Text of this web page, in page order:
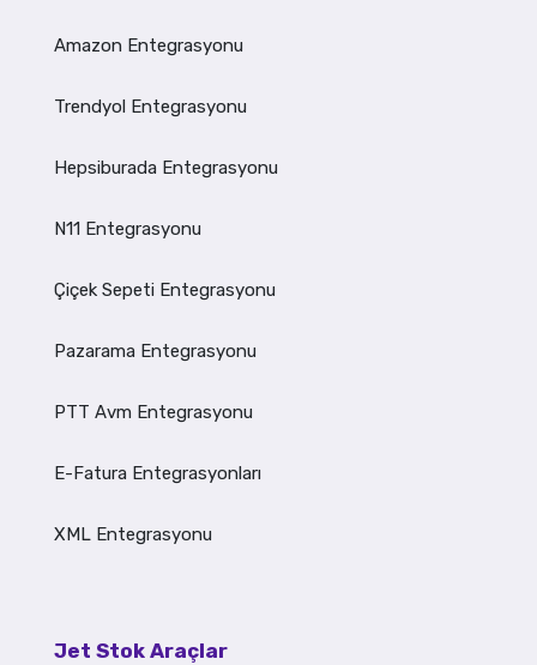
Amazon Entegrasyonu
Trendyol Entegrasyonu
Hepsiburada Entegrasyonu
N11 Entegrasyonu
Çiçek Sepeti Entegrasyonu
Pazarama Entegrasyonu
PTT Avm Entegrasyonu
E-Fatura Entegrasyonları
XML Entegrasyonu
Jet Stok Araçlar